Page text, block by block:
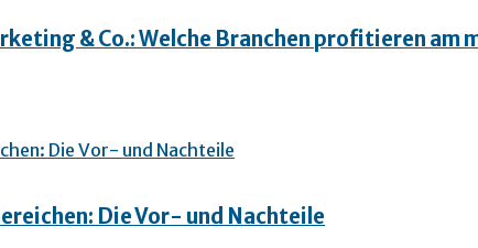
& Co.: Welche Branchen profitieren am
Die Vor- und Nachteile